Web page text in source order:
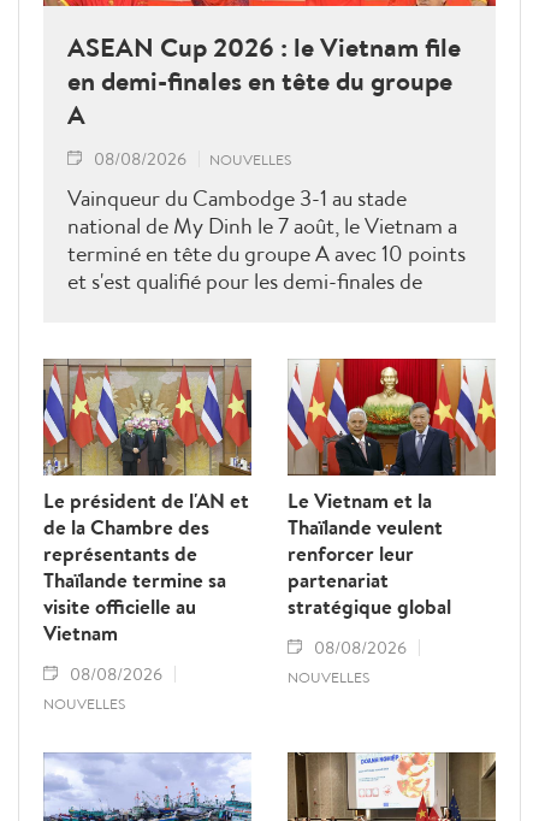
ASEAN Cup 2026 : le Vietnam file
en demi-finales en tête du groupe
A
08/08/2026 NOUVELLES
Vainqueur du Cambodge 3-1 au stade
national de My Dinh le 7 août, le Vietnam a
terminé en tête du groupe A avec 10 points
et s'est qualifié pour les demi-finales de
groupe B.
Le président de l'AN et
de la Chambre des
représentants de
Thaïlande termine sa
visite officielle au
Vietnam
08/08/2026
NOUVELLES
Le Vietnam et la
Thaïlande veulent
renforcer leur
partenariat
stratégique global
08/08/2026
NOUVELLES